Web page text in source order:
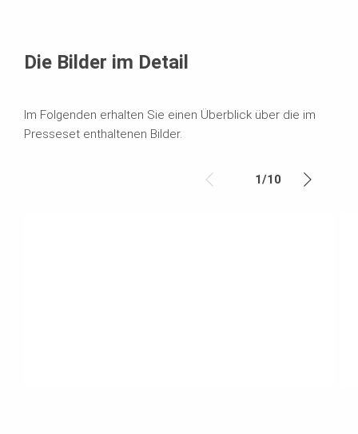
Die Bilder im Detail
Im Folgenden erhalten Sie einen Überblick über die im
Presseset enthaltenen Bilder.
1/10